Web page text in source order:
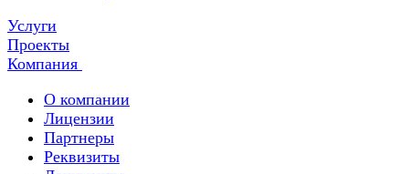
Услуги
Проекты
Компания
О компании
Лицензии
Партнеры
Реквизиты